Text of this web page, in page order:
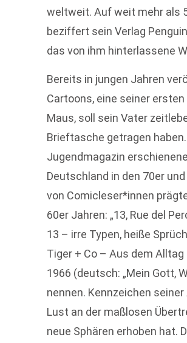
weltweit. Auf weit mehr als
beziffert sein Verlag
das von ihm hinterlassene
Bereits in jungen Jahren
Cartoons, eine seiner
Maus, soll sein Vater
Brieftasche getragen
Jugendmagazin
Deutschland in den 70er
von Comicleser*innen
60er Jahren: „13, Rue del
13 – irre Typen, heiße
Tiger + Co – Aus dem Alltag
1966 (deutsch: „Mein Gott,
nennen. Kennzeichen
Lust an der maßlosen
neue Sphären erhoben hat.